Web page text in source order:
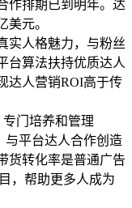
作排期已到明年。达
美元。
实人格魅力，与粉丝
台算法扶持优质达人
达人营销ROI高于传
门培养和管理
与平台达人合作创造
货转化率是普通广告
，帮助更多人成为